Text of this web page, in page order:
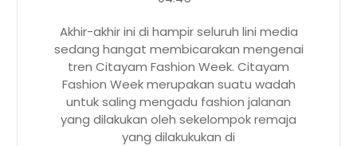
Akhir-akhir ini di hampir seluruh lini media
sedang hangat membicarakan mengenai
tren Citayam Fashion Week. Citayam
Fashion Week merupakan suatu wadah
untuk saling mengadu fashion jalanan
yang dilakukan oleh sekelompok remaja
yang dilakukukan di